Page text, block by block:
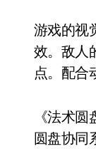
游戏的视
效。敌人
点。配合
《法术
圆盘协同